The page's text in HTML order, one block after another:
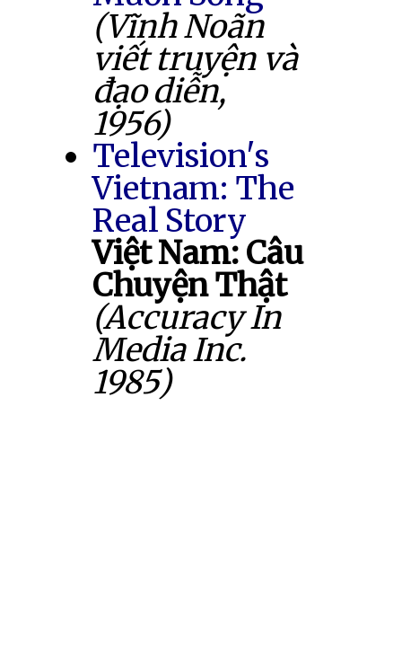
(Vĩnh Noãn
viết truyện và
đạo diễn,
1956)
Television's
Vietnam: The
Real Story
Việt Nam: Câu
Chuyện Thật
(Accuracy In
Media Inc.
1985)